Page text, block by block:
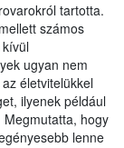
tartotta.
számos
ugyan nem
életvitelükkel
ilyenek például
hogy
lenne